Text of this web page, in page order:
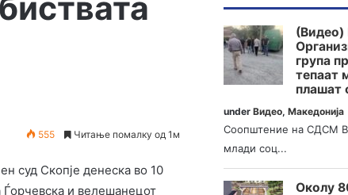
555 Читање помалку од 1м
суд Скопје денеска во 10
и велешанецот
(Видео)
група
тепаат
плашат
underВидео,Македонија
Соопштение на СДСМ
млади соц...
Околу